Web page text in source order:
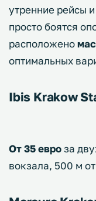
утренние рейсы
просто боятся
расположено
оптимальных
Ibis Krakow
От 35 евроза
вокзала, 500 м